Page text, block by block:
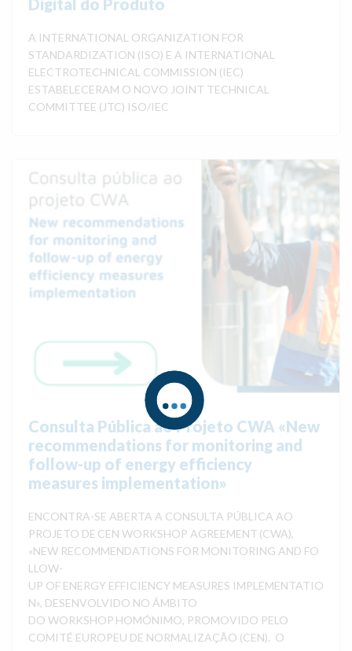
A INTERNATIONAL ORGANIZATION FOR
STANDARDIZATION (ISO) E A INTERNATIONAL
ELECTROTECHNICAL COMMISSION (IEC)
ESTABELECERAM O NOVO JOINT TECHNICAL
COMMITTEE (JTC) ISO/IEC
Consulta Pública ao Projeto CWA «New
recommendations for monitoring and
follow-up of energy efficiency
measures implementation»
ENCONTRA-SE ABERTA A CONSULTA PÚBLICA AO
PROJETO DE CEN WORKSHOP AGREEMENT (CWA),
«NEW RECOMMENDATIONS FOR MONITORING AND FO
LLOW-
UP OF ENERGY EFFICIENCY MEASURES IMPLEMENTATIO
N», DESENVOLVIDO NO ÂMBITO
DO WORKSHOP HOMÓNIMO, PROMOVIDO PELO
COMITÉ EUROPEU DE NORMALIZAÇÃO (CEN). O